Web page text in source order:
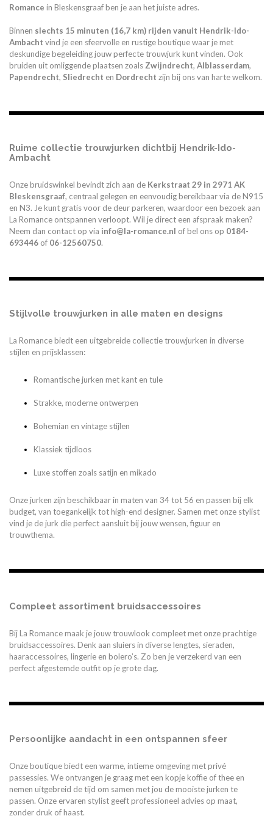
Romance in Bleskensgraaf ben je aan het juiste adres.
Binnen slechts 15 minuten (16,7 km) rijden vanuit Hendrik-Ido-
Ambacht vind je een sfeervolle en rustige boutique waar je met
deskundige begeleiding jouw perfecte trouwjurk kunt vinden. Ook
bruiden uit omliggende plaatsen zoals Zwijndrecht, Alblasserdam,
Papendrecht, Sliedrecht en Dordrecht zijn bij ons van harte welkom.
Ruime collectie trouwjurken dichtbij Hendrik-Ido-
Ambacht
Onze bruidswinkel bevindt zich aan de Kerkstraat 29 in 2971 AK
Bleskensgraaf, centraal gelegen en eenvoudig bereikbaar via de N915
en N3. Je kunt gratis voor de deur parkeren, waardoor een bezoek aan
La Romance ontspannen verloopt. Wil je direct een afspraak maken?
Neem dan contact op via info@la-romance.nl of bel ons op 0184-
693446 of 06-12560750.
Stijlvolle trouwjurken in alle maten en designs
La Romance biedt een uitgebreide collectie trouwjurken in diverse
stijlen en prijsklassen:
Romantische jurken met kant en tule
Strakke, moderne ontwerpen
Bohemian en vintage stijlen
Klassiek tijdloos
Luxe stoffen zoals satijn en mikado
Onze jurken zijn beschikbaar in maten van 34 tot 56 en passen bij elk
budget, van toegankelijk tot high-end designer. Samen met onze stylist
vind je de jurk die perfect aansluit bij jouw wensen, figuur en
trouwthema.
Compleet assortiment bruidsaccessoires
Bij La Romance maak je jouw trouwlook compleet met onze prachtige
bruidsaccessoires. Denk aan sluiers in diverse lengtes, sieraden,
haaraccessoires, lingerie en bolero’s. Zo ben je verzekerd van een
perfect afgestemde outfit op je grote dag.
Persoonlijke aandacht in een ontspannen sfeer
Onze boutique biedt een warme, intieme omgeving met privé
passessies. We ontvangen je graag met een kopje koffie of thee en
nemen uitgebreid de tijd om samen met jou de mooiste jurken te
passen. Onze ervaren stylist geeft professioneel advies op maat,
zonder druk of haast.